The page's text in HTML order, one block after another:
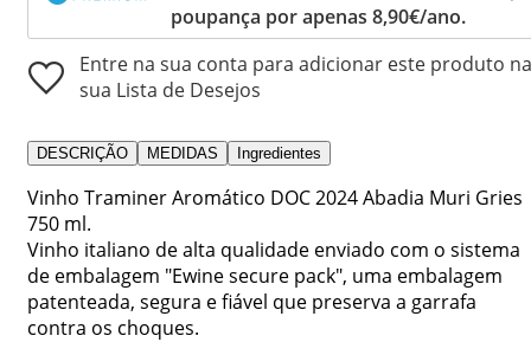
poupança por apenas 8,90€/ano.
Entre na sua conta para adicionar este produto na
sua Lista de Desejos
DESCRIÇÃO MEDIDAS Ingredientes
Vinho Traminer Aromático DOC 2024 Abadia Muri Gries
750 ml.
Vinho italiano de alta qualidade enviado com o sistema
de embalagem "Ewine secure pack", uma embalagem
patenteada, segura e fiável que preserva a garrafa
contra os choques.